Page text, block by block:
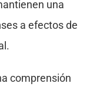
una
a efectos de
comprensión